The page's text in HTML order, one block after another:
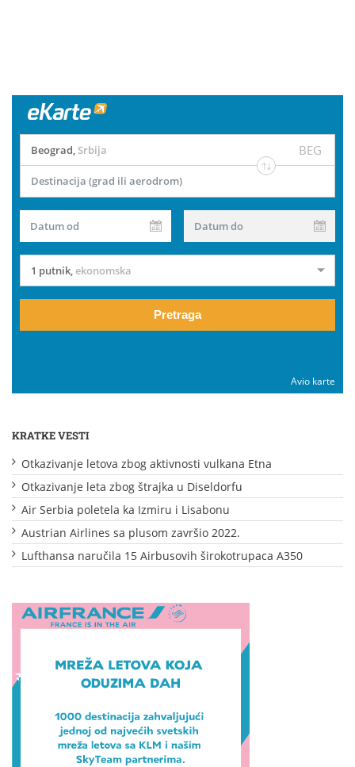
Beograd Srbija BEG
Destinacija (grad ili aerodrom)
Datum od Datum do
1 putnik ekonomska
Pretraga
Avio karte
KRATKE VESTI
Otkazivanje letova zbog aktivnosti vulkana Etna
Otkazivanje leta zbog štrajka u Diseldorfu
Air Serbia poletela ka Izmiru i Lisabonu
Austrian Airlines sa plusom završio 2022.
Lufthansa naručila 15 Airbusovih širokotrupaca A350